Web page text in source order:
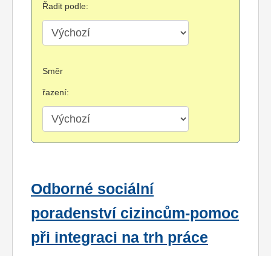
Řadit podle:
Směr
řazení:
Odborné sociální
poradenství cizincům-pomoc
při integraci na trh práce